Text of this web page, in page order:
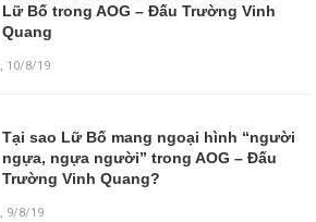
Lữ Bố trong AOG – Đấu Trường Vinh
Quang
, 10/8/19
Tại sao Lữ Bố mang ngoại hình “người
ngựa, ngựa người” trong AOG – Đấu
Trường Vinh Quang?
, 9/8/19